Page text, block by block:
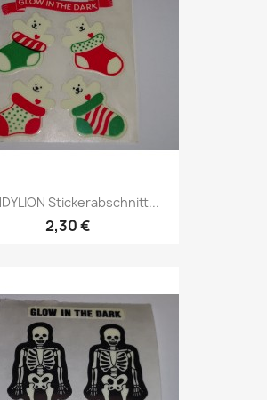
Stickerabschnitt...
2,30 €